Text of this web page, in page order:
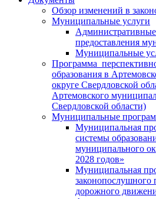
Обзор изменений в
Муниципальные услуги
предоставления
Муниципальные
Программа
образования в
округе Свердловской
Артемовского
Свердловской области)
Муниципальные
Муниципальная
системы
муниципального
2028 годов»
Муниципальная
законопослушного
дорожного